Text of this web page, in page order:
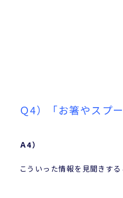
Ｑ4）「お箸やスプ
Ａ4）
こういった情報を見聞きする